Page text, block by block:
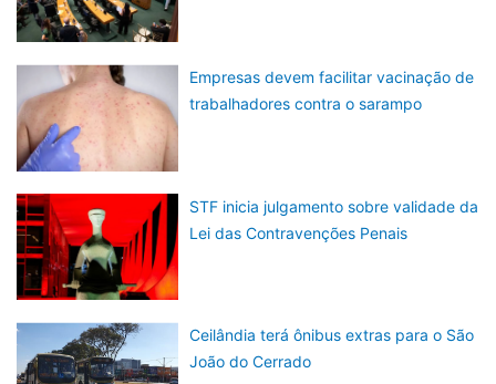
Empresas devem facilitar vacinação de
trabalhadores contra o sarampo
STF inicia julgamento sobre validade da
Lei das Contravenções Penais
Ceilândia terá ônibus extras para o São
João do Cerrado